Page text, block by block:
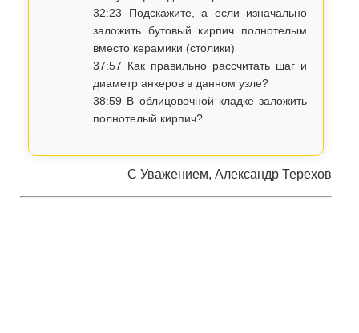
32:23 Подскажите, а если изначально
заложить бутовый кирпич полнотелым
вместо керамики (столики)
37:57 Как правильно рассчитать шаг и
диаметр анкеров в данном узле?
38:59 В облицовочной кладке заложить
полнотелый кирпич?
С Уважением, Александр Терехов